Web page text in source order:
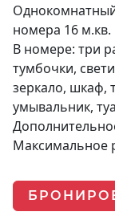
номера 16 м.кв.
В номере: три
тумбочки,
зеркало, шкаф,
умывальник,
Максимальное